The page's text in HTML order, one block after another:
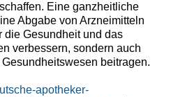
Eine ganzheitliche
Abgabe von Arzneimitteln
die Gesundheit und das
verbessern, sondern auch
beitragen.
apotheker-